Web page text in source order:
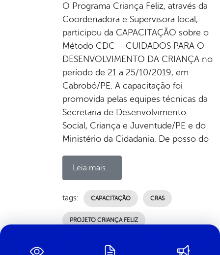
O Programa Criança Feliz, através da
Coordenadora e Supervisora local,
participou da CAPACITAÇÃO sobre o
Método CDC – CUIDADOS PARA O
DESENVOLVIMENTO DA CRIANÇA no
período de 21 a 25/10/2019, em
Cabrobó/PE. A capacitação foi
promovida pelas equipes técnicas da
Secretaria de Desenvolvimento
Social, Criança e Juventude/PE e do
Ministério da Cidadania. De posso do
Leia mais...
tags: CAPACITAÇÃO CRAS
PROJETO CRIANÇA FELIZ